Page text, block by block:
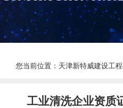
您当前位置： 天津新特威建设工
工业清洗企业资质